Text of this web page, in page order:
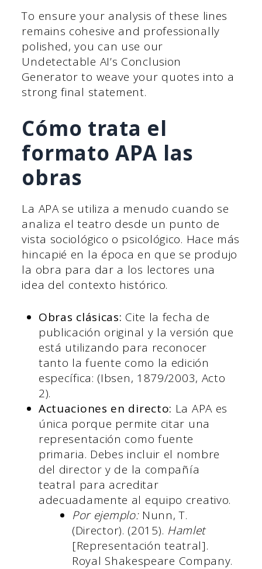
To ensure your analysis of these lines
remains cohesive and professionally
polished, you can use our
Undetectable AI’s Conclusion
Generator to weave your quotes into a
strong final statement.
Cómo trata el
formato APA las
obras
La APA se utiliza a menudo cuando se
analiza el teatro desde un punto de
vista sociológico o psicológico. Hace más
hincapié en la época en que se produjo
la obra para dar a los lectores una
idea del contexto histórico.
Obras clásicas: Cite la fecha de
publicación original y la versión que
está utilizando para reconocer
tanto la fuente como la edición
específica: (Ibsen, 1879/2003, Acto
2).
Actuaciones en directo: La APA es
única porque permite citar una
representación como fuente
primaria. Debes incluir el nombre
del director y de la compañía
teatral para acreditar
adecuadamente al equipo creativo.
Por ejemplo:Nunn, T.
(Director). (2015). Hamlet
[Representación teatral].
Royal Shakespeare Company.